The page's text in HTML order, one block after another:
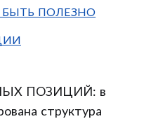
ПОЛЕЗНО
ПОЗИЦИЙ: в
структура